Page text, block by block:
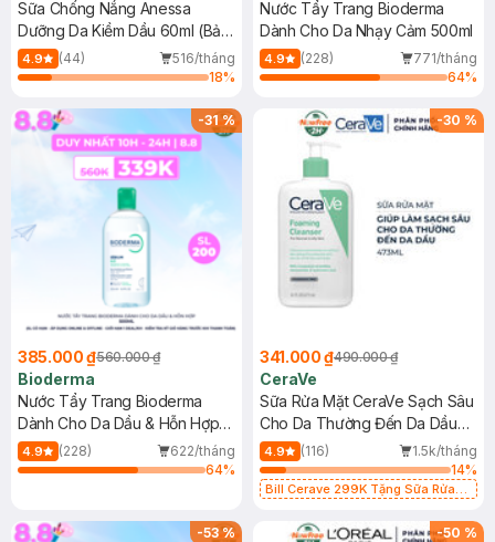
Sữa Chống Nắng Anessa
Dưỡng Da Kiềm Dầu 60ml (Bản
Mới)
4.9 (44)
516/tháng
18%
Nước Tẩy Trang Bioderma
Dành Cho Da Nhạy Cảm 500ml
4.9 (228)
771/tháng
64%
-31%
385.000 ₫560.000 ₫
Bioderma
Nước Tẩy Trang Bioderma
Dành Cho Da Dầu & Hỗn Hợp
500ml
4.9 (228)
622/tháng
64%
-30 %
341.000 ₫490.000 ₫
CeraVe
Sữa Rửa Mặt CeraVe Sạch Sâu
Cho Da Thường Đến Da Dầu
473ml
4.9 (116)
1.5k/tháng
14%
Bill Cerave 299K Tặng Sữa Rửa
-53% -50 %